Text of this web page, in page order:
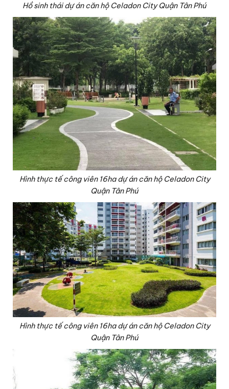
Hồ sinh thái dự án căn hộ Celadon City Quận Tân Phú
Hình thực tế công viên 16ha dự án căn hộ Celadon City
Quận Tân Phú
Hình thực tế công viên 16ha dự án căn hộ Celadon City
Quận Tân Phú